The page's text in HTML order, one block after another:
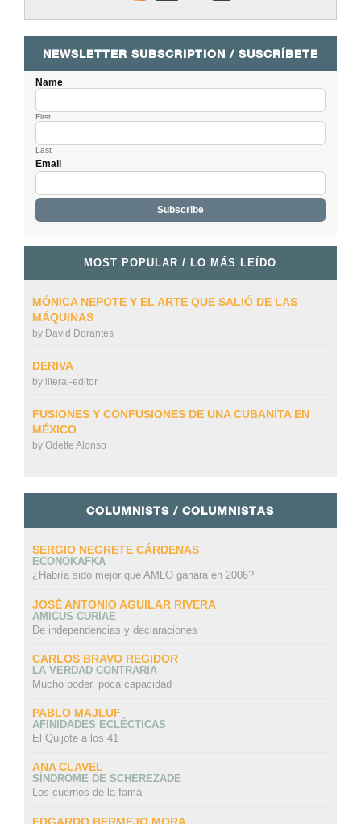
NEWSLETTER SUBSCRIPTION / SUSCRÍBETE
Name
First
Last
Email
MOST POPULAR / LO MÁS LEÍDO
MÓNICA NEPOTE Y EL ARTE QUE SALIÓ DE LAS
MÁQUINAS
by David Dorantes
DERIVA
by literal-editor
FUSIONES Y CONFUSIONES DE UNA CUBANITA EN
MÉXICO
by Odette Alonso
COLUMNISTS / COLUMNISTAS
SERGIO NEGRETE CÁRDENAS
ECONOKAFKA
¿Habría sido mejor que AMLO ganara en 2006?
JOSÉ ANTONIO AGUILAR RIVERA
AMICUS CURIAE
De independencias y declaraciones
CARLOS BRAVO REGIDOR
LA VERDAD CONTRARIA
Mucho poder, poca capacidad
PABLO MAJLUF
AFINIDADES ECLÉCTICAS
El Quijote a los 41
ANA CLAVEL
SÍNDROME DE SCHEREZADE
Los cuernos de la fama
EDGARDO BERMEJO MORA